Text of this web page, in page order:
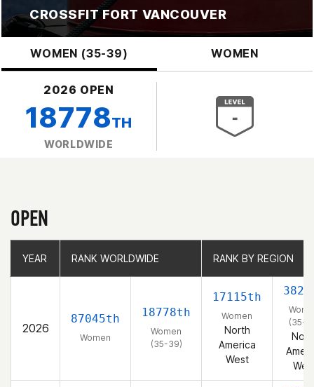
CROSSFIT FORT VANCOUVER
WOMEN (35-39) WOMEN
2026 OPEN
18778TH
WORLDWIDE
OPEN
YEAR RANK WORLDWIDE RANK BY REGION
2026
87045th
Women
18778th
Women
(35-39)
17115th
Women
North
America
West
(35-
YEAR RANK WORLDWIDE RANK BY REGION